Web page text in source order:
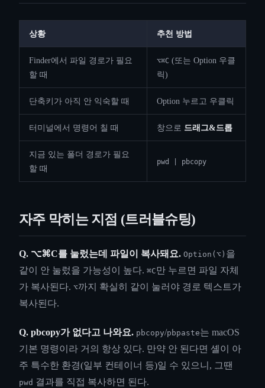
상황 추천 방법
Finder에서 파일 경로가 필요
할 때
⌥⌘C (또는 Option 우클
릭)
단축키가 아직 안 익숙할 때 Option 누르고 우클릭
터미널에서 명령어 칠 때 창으로 드래그&드롭
지금 있는 폴더 경로가 필요
할 때
pwd | pbcopy
자주 막히는 지점 (트러블슈팅)
Q. ⌥⌘C를 눌렀는데 파일이 복사돼요. Option(⌥) 을
같이 안 눌렀을 가능성이 높다. ⌘C만 누르면 파일 자체
가 복사된다. ⌥까지 확실히 같이 눌러야 경로 텍스트가
복사된다.
Q. pbcopy가 없다고 나와요. pbcopy/pbpaste는 macOS
기본 명령이라 거의 항상 있다. 만약 안 된다면 셸이 아
주 특수한 환경(일부 컨테이너 등)일 수 있으니, 그땐
pwd 결과를 직접 복사하면 된다.